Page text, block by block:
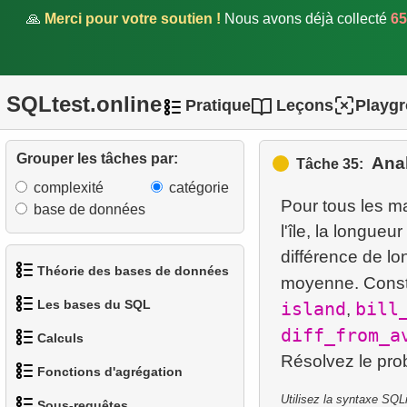
🙏 Merci pour votre soutien ! Nous avons déjà collecté
SQLtest.online Pratique Leçons
Grouper les tâches par:
complexité
catégorie
base de données
Théorie des bases de données
données ?
2.Qu'est-ce qu'un SGBD ?
Les bases du SQL
Calculs
Fonctions d'agrégation
du personnel
catégories
27. Problème Gap & Islands
28.Clients ayant vu des films
communs
tarif
Tâche 35:
Pour tous les
l'île, la
différence de
moyenne.
island,
Utilisez la syntaxe